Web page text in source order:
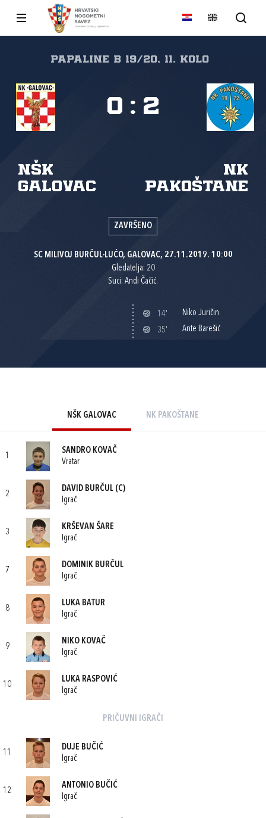
papaline B 19/20, 11. kolo
NŠK
Galovac
NK
Pakoštane
0 : 2
ZAVRŠENO
SC MILIVOJ BURČUL-LUĆO, GALOVAC, 27.11.2019. 10:00
Gledatelja: 20
Suci: Andi Čačić.
14'
Niko Juričin
35'
Ante Barešić
NŠK GALOVAC NK PAKOŠTANE
1
SANDRO KOVAČ
Vratar
2
DAVID BURČUL (C)
Igrač
3
KRŠEVAN ŠARE
Igrač
7
DOMINIK BURČUL
Igrač
8
LUKA BATUR
Igrač
9
NIKO KOVAČ
Igrač
10
LUKA RASPOVIĆ
Igrač
PRIČUVNI IGRAČI
11
DUJE BUČIĆ
Igrač
12
ANTONIO BUČIĆ
Igrač